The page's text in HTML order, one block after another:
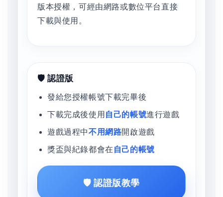
版本授權，可經由網路或數位平台直接
下載與使用。
🛡️ 認證版
發給您授權帳號下載完畢後
下載完成後使用 自己的帳號進行遊戲
遊戲過程中不用網路開啟遊戲
獎盃與紀錄都會在 自己的帳號
🛡️ 認證版教學